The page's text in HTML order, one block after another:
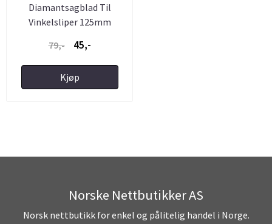
Diamantsagblad Til
Vinkelsliper 125mm
79,- 45,-
Kjøp
Norske Nettbutikker AS
Norsk nettbutikk for enkel og pålitelig handel i Norge.